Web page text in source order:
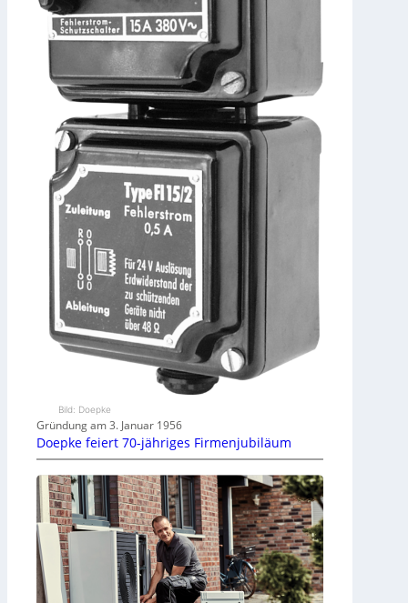
Bild: Doepke
Gründung am 3. Januar 1956
Doepke feiert 70-jähriges Firmenjubiläum